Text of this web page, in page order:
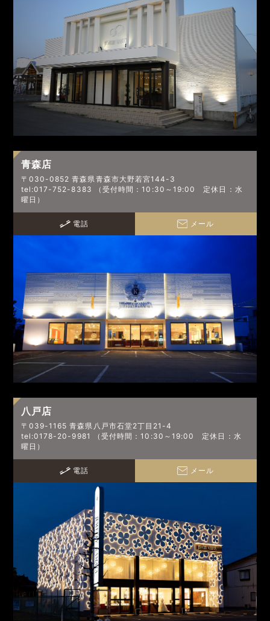
青森店
〒030-0852 青森県青森市大野若宮144-3
tel:017-752-8383 （受付時間：10:30～19:00 定休日：水
曜日）
電話 メール
八戸店
〒039-1165 青森県八戸市石堂2丁目21-4
tel:0178-20-9981 （受付時間：10:30～19:00 定休日：水
曜日）
電話 メール